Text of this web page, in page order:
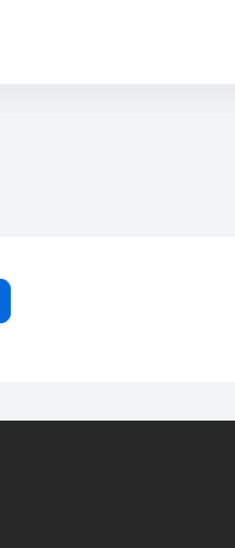
ารายวิชา